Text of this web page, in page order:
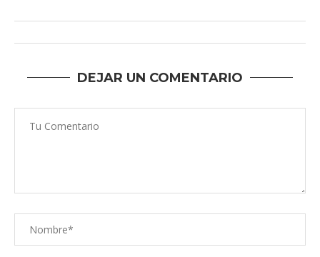
DEJAR UN COMENTARIO